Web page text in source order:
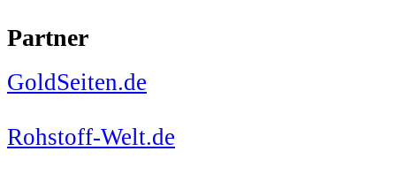
Partner
GoldSeiten.de
Rohstoff-Welt.de